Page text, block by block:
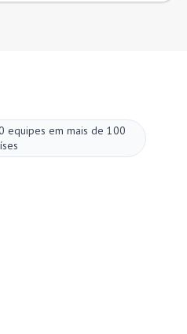
equipes em mais de 100